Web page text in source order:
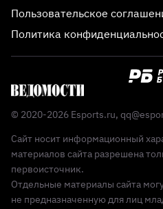
Пользовательское
Политика
© 2020-2026 Esports.ru,
Сайт носит информационный
материалов сайта разрешена
первоисточник.
Отдельные материалы сайта
не предназначенную для лиц